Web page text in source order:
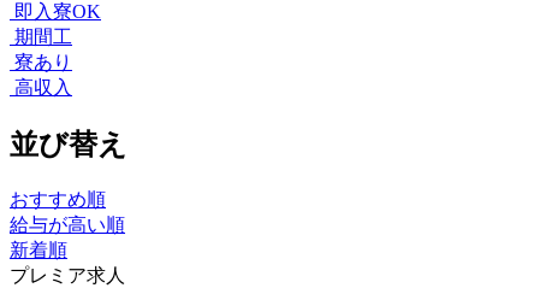
即入寮OK
期間工
寮あり
高収入
並び替え
おすすめ順
給与が高い順
新着順
プレミア求人